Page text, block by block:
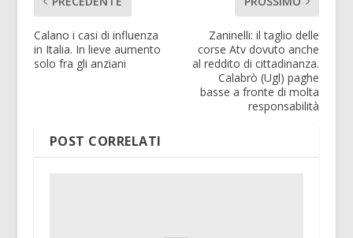
Calano i casi di influenza
in Italia. In lieve aumento
solo fra gli anziani
Zaninelli: il taglio delle
corse Atv dovuto anche
al reddito di cittadinanza.
Calabrò (Ugl) paghe
basse a fronte di molta
responsabilità
POST CORRELATI